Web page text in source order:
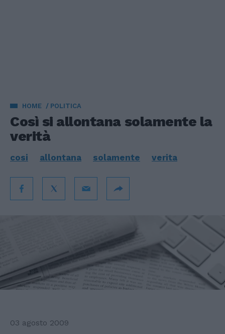
HOME POLITICA
Così si allontana solamente la
verità
cosi allontana solamente verita
03 agosto 2009